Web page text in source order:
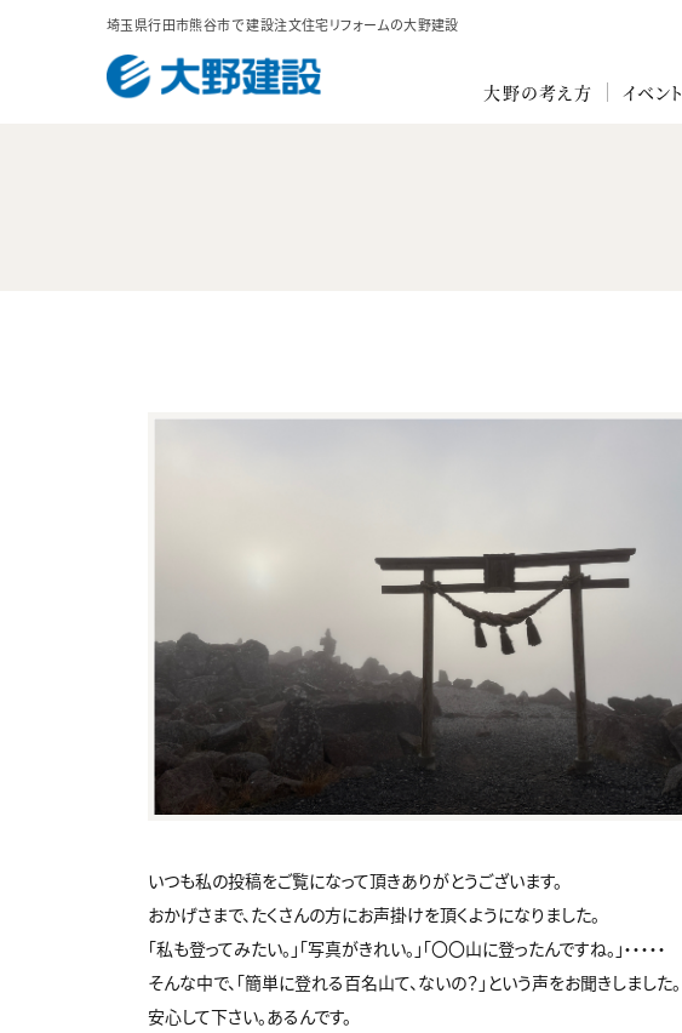
埼玉県行田市熊谷市で建設注文住宅リフォームの大野建設
大野の考え方 イベント
いつも私の投稿をご覧になって頂きありがとうございます。
おかげさまで、たくさんの方にお声掛けを頂くようになりました。
「私も登ってみたい。」「写真がきれい。」「〇〇山に登ったんですね。」・・・・・
そんな中で、「簡単に登れる百名山て、ないの？」という声をお聞きしました。
安心して下さい。あるんです。